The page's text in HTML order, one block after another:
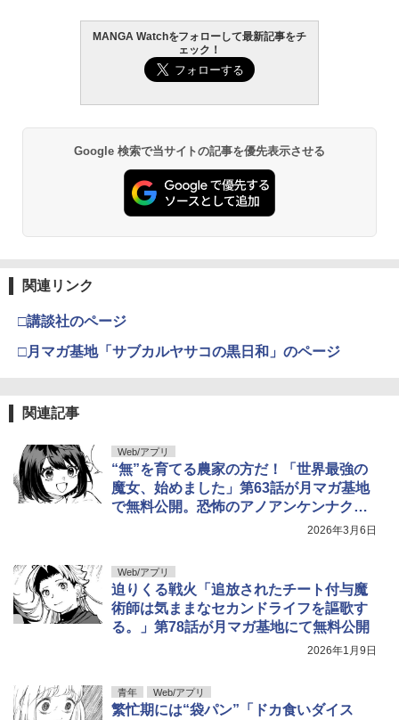
髙野真央1st写真集 まおのこと、
￥3,630
￥3,630
4
5
￥3,300
MANGA Watchをフォローして最新記事をチ
ェック！
Google 検索で当サイトの記事を優先表示させる
関連リンク
□講談社のページ
□月マガ基地「サブカルヤサコの黒日和」のページ
関連記事
Web/アプリ
“無”を育てる農家の方だ！「世界最強の
魔女、始めました」第63話が月マガ基地
で無料公開。恐怖のアノアンケンナクナ
2026年3月6日
Web/アプリ
迫りくる戦火「追放されたチート付与魔
術師は気ままなセカンドライフを謳歌す
る。」第78話が月マガ基地にて無料公開
2026年1月9日
青年 Web/アプリ
繁忙期には“袋パン”「ドカ食いダイス